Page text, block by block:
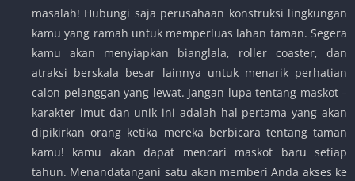
masalah! Hubungi saja perusahaan konstruksi lingkungan
kamu yang ramah untuk memperluas lahan taman. Segera
kamu akan menyiapkan bianglala, roller coaster, dan
atraksi berskala besar lainnya untuk menarik perhatian
calon pelanggan yang lewat. Jangan lupa tentang maskot –
karakter imut dan unik ini adalah hal pertama yang akan
dipikirkan orang ketika mereka berbicara tentang taman
kamu! kamu akan dapat mencari maskot baru setiap
tahun. Menandatangani satu akan memberi Anda akses ke